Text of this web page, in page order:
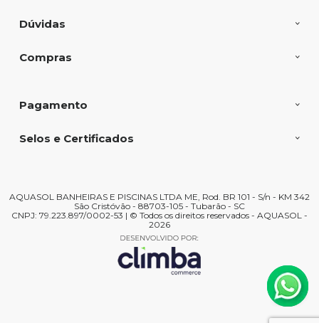
Dúvidas
Compras
Pagamento
Selos e Certificados
AQUASOL BANHEIRAS E PISCINAS LTDA ME, Rod. BR 101 - S/n - KM 342
São Cristóvão - 88703-105 - Tubarão - SC
CNPJ: 79.223.897/0002-53 | © Todos os direitos reservados - AQUASOL -
2026